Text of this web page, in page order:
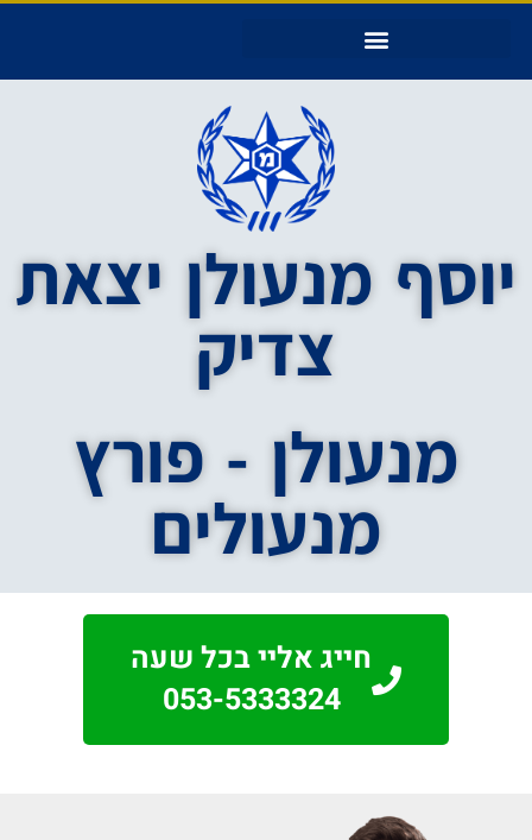
יוסף מנעולן יצאת
צדיק
מנעולן - פורץ
מנעולים
חייג אליי בכל שעה
053-5333324